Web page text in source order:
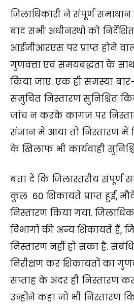
जिलाधिकारी ने संपूर्ण
बाद सभी अधीनस्थों को
आईजीआरएस पर प्राप्त होने
गुणवत्ता एवं समयबद्धता के साथ
किया जाए. एक ही समस्या
समुचित निस्तारण सुनिश्चित
जांच न करके कागज पर
संज्ञान में आया तो निस्तारण
के खिलाफ भी कार्यवाही
बता दें कि जिलास्तरीय संपूर्ण
कुल 60 शिकायतें प्राप्त हुई,
निस्तारण किया गया.
विभागों की अन्य शिकायतें हैं,
निस्तारण नहीं हो सका है.
निरीक्षण कर शिकायतों का
सप्ताह के अंदर ही निस्तारण
उन्होंने कहा जो भी निस्तारण